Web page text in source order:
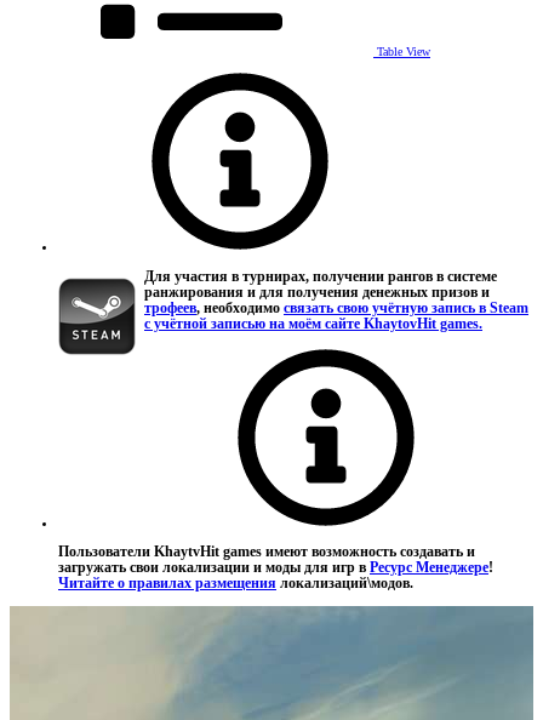
Table View
Для участия в турнирах, получении рангов в системе
ранжирования и для получения денежных призов и
трофеев, необходимо связать свою учётную запись в Steam
с учётной записью на моём сайте KhaytovHit games.
Пользователи KhaytvHit games имеют возможность создавать и
загружать свои локализации и моды для игр в Ресурс Менеджере!
Читайте о правилах размещения локализаций\модов.